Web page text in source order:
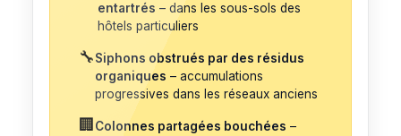
entartrés – dans les sous-sols des
hôtels particuliers
🔧Siphons obstrués par des résidus
organiques – accumulations
progressives dans les réseaux anciens
🏢 Colonnes partagées bouchées –